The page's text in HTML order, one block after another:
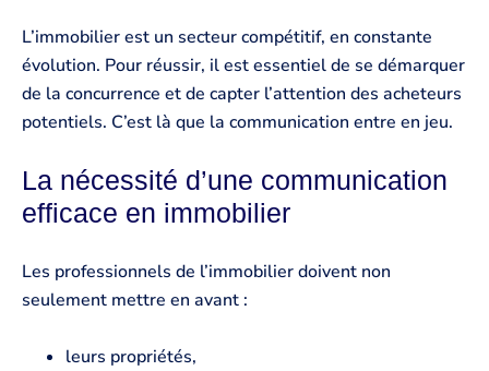
L’immobilier est un secteur compétitif, en constante
évolution. Pour réussir, il est essentiel de se démarquer
de la concurrence et de capter l’attention des acheteurs
potentiels. C’est là que la communication entre en jeu.
La nécessité d’une communication
efficace en immobilier
Les professionnels de l’immobilier doivent non
seulement mettre en avant :
leurs propriétés,